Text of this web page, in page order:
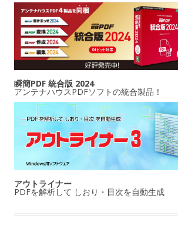
瞬簡PDF 統合版 2024
アンテナハウスPDFソフトの統合製品！
アウトライナー
PDFを解析して しおり・目次を自動生成